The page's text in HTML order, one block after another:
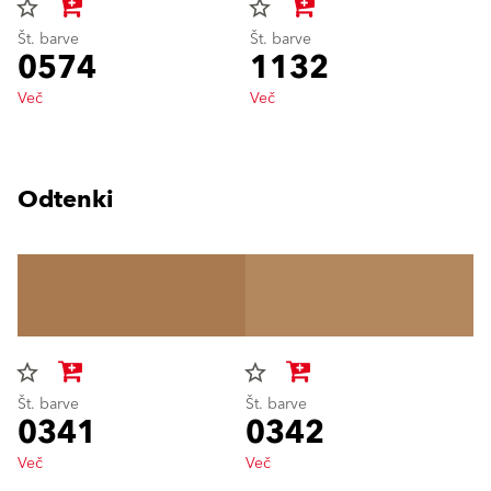
star_border
Št. barve
0574
Več
star_border
Št. barve
1132
Več
Odtenki
star_border
Št. barve
0341
Več
star_border
Št. barve
0342
Več